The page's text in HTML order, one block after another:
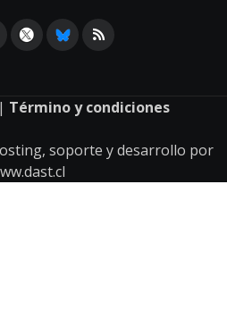
| Término y condiciones
soporte y desarrollo por